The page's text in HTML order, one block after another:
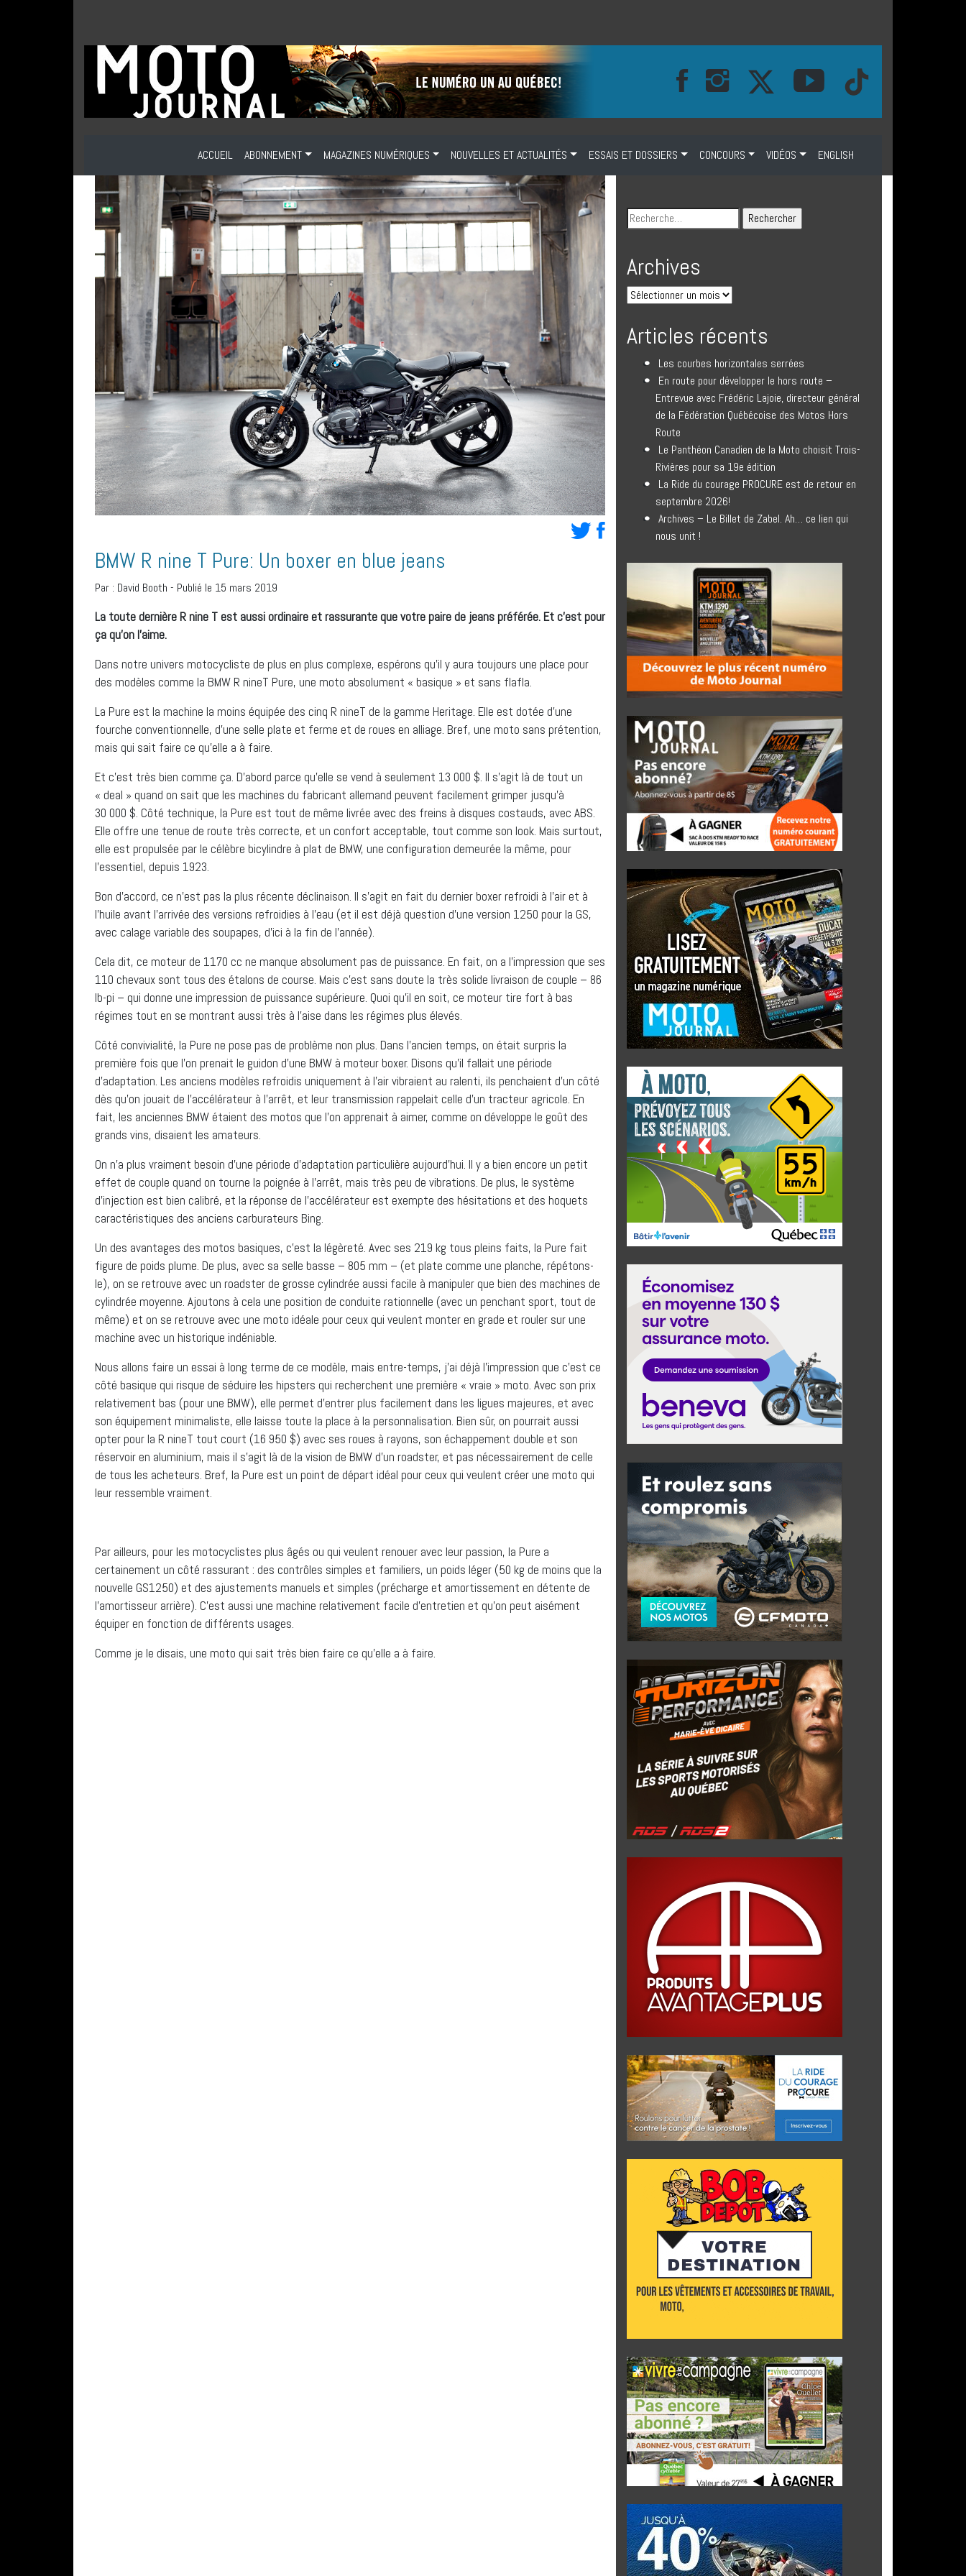
ACCUEIL ABONNEMENT MAGAZINES NUMÉRIQUES NOUVELLES ET ACTUALITÉS ESSAIS ET DOSSIERS CONCOURS VIDÉOS ENGLISH
BMW R nine T Pure: Un boxer en blue jeans
Par : David Booth - Publié le 15 mars 2019
La toute dernière R nine T est aussi ordinaire et rassurante que votre paire de jeans préférée. Et c’est pour
ça qu’on l’aime.
Dans notre univers motocycliste de plus en plus complexe, espérons qu’il y aura toujours une place pour
des modèles comme la BMW R nineT Pure, une moto absolument « basique » et sans flafla.
La Pure est la machine la moins équipée des cinq R nineT de la gamme Heritage. Elle est dotée d’une
fourche conventionnelle, d’une selle plate et ferme et de roues en alliage. Bref, une moto sans prétention,
mais qui sait faire ce qu’elle a à faire.
Et c’est très bien comme ça. D’abord parce qu’elle se vend à seulement 13 000 $. Il s’agit là de tout un
« deal » quand on sait que les machines du fabricant allemand peuvent facilement grimper jusqu’à
30 000 $. Côté technique, la Pure est tout de même livrée avec des freins à disques costauds, avec ABS.
Elle offre une tenue de route très correcte, et un confort acceptable, tout comme son look. Mais surtout,
elle est propulsée par le célèbre bicylindre à plat de BMW, une configuration demeurée la même, pour
l’essentiel, depuis 1923.
Bon d’accord, ce n’est pas la plus récente déclinaison. Il s’agit en fait du dernier boxer refroidi à l’air et à
l’huile avant l’arrivée des versions refroidies à l’eau (et il est déjà question d’une version 1250 pour la GS,
avec calage variable des soupapes, d’ici à la fin de l’année).
Cela dit, ce moteur de 1170 cc ne manque absolument pas de puissance. En fait, on a l’impression que ses
110 chevaux sont tous des étalons de course. Mais c’est sans doute la très solide livraison de couple – 86
lb-pi – qui donne une impression de puissance supérieure. Quoi qu’il en soit, ce moteur tire fort à bas
régimes tout en se montrant aussi très à l’aise dans les régimes plus élevés.
Côté convivialité, la Pure ne pose pas de problème non plus. Dans l’ancien temps, on était surpris la
première fois que l’on prenait le guidon d’une BMW à moteur boxer. Disons qu’il fallait une période
d’adaptation. Les anciens modèles refroidis uniquement à l’air vibraient au ralenti, ils penchaient d’un côté
dès qu’on jouait de l’accélérateur à l’arrêt, et leur transmission rappelait celle d’un tracteur agricole. En
fait, les anciennes BMW étaient des motos que l’on apprenait à aimer, comme on développe le goût des
grands vins, disaient les amateurs.
On n’a plus vraiment besoin d’une période d’adaptation particulière aujourd’hui. Il y a bien encore un petit
effet de couple quand on tourne la poignée à l’arrêt, mais très peu de vibrations. De plus, le système
d’injection est bien calibré, et la réponse de l’accélérateur est exempte des hésitations et des hoquets
caractéristiques des anciens carburateurs Bing.
Un des avantages des motos basiques, c’est la légèreté. Avec ses 219 kg tous pleins faits, la Pure fait
figure de poids plume. De plus, avec sa selle basse – 805 mm – (et plate comme une planche, répétons-
le), on se retrouve avec un roadster de grosse cylindrée aussi facile à manipuler que bien des machines de
cylindrée moyenne. Ajoutons à cela une position de conduite rationnelle (avec un penchant sport, tout de
même) et on se retrouve avec une moto idéale pour ceux qui veulent monter en grade et rouler sur une
machine avec un historique indéniable.
Nous allons faire un essai à long terme de ce modèle, mais entre-temps, j’ai déjà l’impression que c’est ce
côté basique qui risque de séduire les hipsters qui recherchent une première « vraie » moto. Avec son prix
relativement bas (pour une BMW), elle permet d’entrer plus facilement dans les ligues majeures, et avec
son équipement minimaliste, elle laisse toute la place à la personnalisation. Bien sûr, on pourrait aussi
opter pour la R nineT tout court (16 950 $) avec ses roues à rayons, son échappement double et son
réservoir en aluminium, mais il s’agit là de la vision de BMW d’un roadster, et pas nécessairement de celle
de tous les acheteurs. Bref, la Pure est un point de départ idéal pour ceux qui veulent créer une moto qui
leur ressemble vraiment.
Par ailleurs, pour les motocyclistes plus âgés ou qui veulent renouer avec leur passion, la Pure a
certainement un côté rassurant : des contrôles simples et familiers, un poids léger (50 kg de moins que la
nouvelle GS1250) et des ajustements manuels et simples (précharge et amortissement en détente de
l’amortisseur arrière). C’est aussi une machine relativement facile d’entretien et qu’on peut aisément
équiper en fonction de différents usages.
Comme je le disais, une moto qui sait très bien faire ce qu’elle a à faire.
Archives
Articles récents
Les courbes horizontales serrées
En route pour développer le hors route –
Entrevue avec Frédéric Lajoie, directeur général
de la Fédération Québécoise des Motos Hors
Route
Le Panthéon Canadien de la Moto choisit Trois-
Rivières pour sa 19e édition
La Ride du courage PROCURE est de retour en
septembre 2026!
Archives – Le Billet de Zabel. Ah… ce lien qui
nous unit !